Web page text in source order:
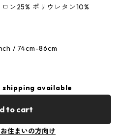
ン25% ポリウレタン10%
/ 74cm-86cm
available
to cart
住まいの方向け